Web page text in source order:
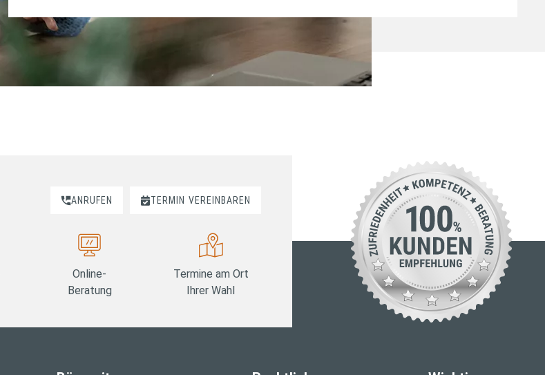
ANRUFEN TERMIN VEREINBAREN
Online-
Beratung
Termine am Ort
Ihrer Wahl